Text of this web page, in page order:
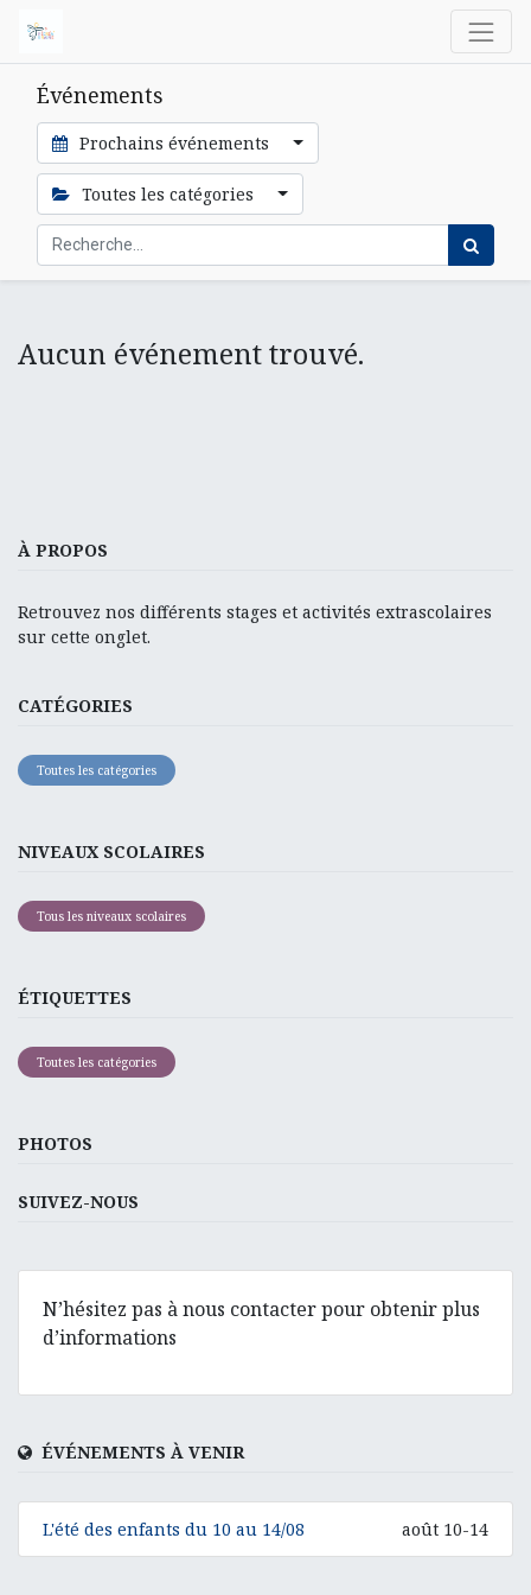
Événements
Prochains événements
Toutes les catégories
Aucun événement trouvé.
À PROPOS
Retrouvez nos différents stages et activités extrascolaires
sur cette onglet.
CATÉGORIES
Toutes les catégories
NIVEAUX SCOLAIRES
Tous les niveaux scolaires
ÉTIQUETTES
Toutes les catégories
PHOTOS
SUIVEZ-NOUS
N’hésitez pas à nous contacter pour obtenir plus
d’informations
ÉVÉNEMENTS À VENIR
L'été des enfants du 10 au 14/08 août 10-14